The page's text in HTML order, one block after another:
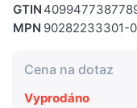
GTIN
MPN 90282233301-
Cena na dotaz
Vyprodáno